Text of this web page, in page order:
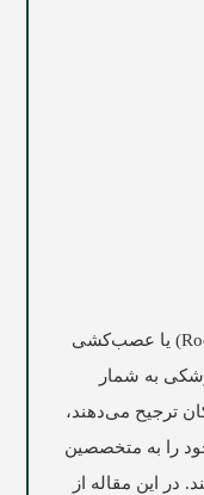
درمان ریشه دندان (Root Canal Therapy) یا عصب‌کشی
به شمار
ترجیح می‌دهند،
را به متخصصین
در این مقاله از